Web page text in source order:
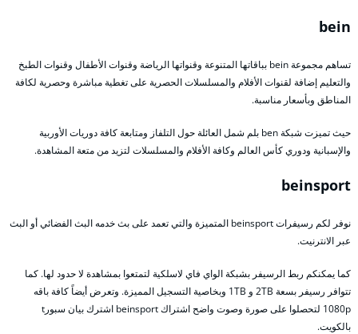
bein
تساهم مجموعة bein بباقاتها المتنوعة وقنواتها الرياضة وقنوات الأطفال وقنوات الطبخ
والتعليم إضافة لقنوات الأفلام والمسلسلات الحصرية على تغطية مباشرة وحصرية لكافة
المناطق وبأسعار مناسبة.
حيث تميزت شبكة ben بلم شمل العائلة حول التلفاز ومتابعة كافة دوريات الأوربية
والإسبانية ودوري كأس العالم وكافة الأفلام والمسلسلات لتزيد من متعة المشاهدة.
beinsport
نوفر لكم رسيفرات beinsport المتميزة والتي تعمد على بث خدمه البث الفضائي أو البث
عبر الانترنيت.
كما يمكنكم ربط الرسيفر بشبكة الواي فاي لاسلكية لتمتعوا بمشاهدة لا حدود لها. كما
تتوافر رسيفر بسعة 2TB و 1TB وبخاصية التسجيل المميزة. وتعرض أيضاً كافة باقه
1080p لتحصلوا على صورة وصوت واضح اشتراك beinsport اشترك بيان سبورt
بالكويت.